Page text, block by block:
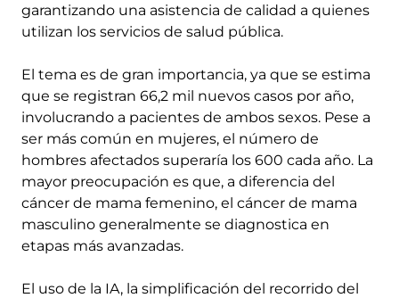
garantizando una asistencia de calidad a quienes
utilizan los servicios de salud pública.
El tema es de gran importancia, ya que se estima
que se registran 66,2 mil nuevos casos por año,
involucrando a pacientes de ambos sexos. Pese a
ser más común en mujeres, el número de
hombres afectados superaría los 600 cada año. La
mayor preocupación es que, a diferencia del
cáncer de mama femenino, el cáncer de mama
masculino generalmente se diagnostica en
etapas más avanzadas.
El uso de la IA, la simplificación del recorrido del